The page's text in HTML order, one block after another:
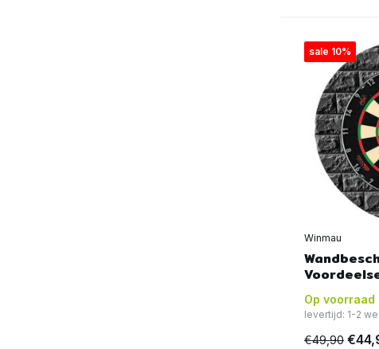
sale 10%
Winmau
Op voorraad
levertijd: 1-2
€49,90